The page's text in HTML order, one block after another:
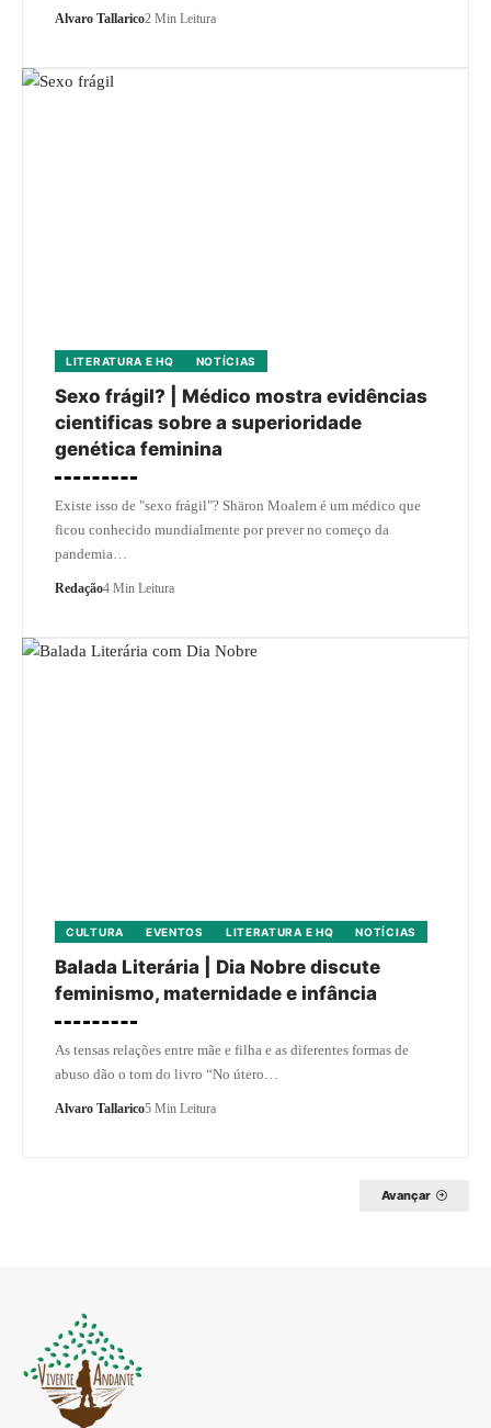
Alvaro Tallarico2 Min Leitura
LITERATURA E HQ NOTÍCIAS
Sexo frágil? | Médico mostra evidências
cientificas sobre a superioridade
genética feminina
Existe isso de "sexo frágil"? Shäron Moalem é um médico que
ficou conhecido mundialmente por prever no começo da
pandemia…
Redação4 Min Leitura
CULTURA EVENTOS LITERATURA E HQ NOTÍCIAS
Balada Literária | Dia Nobre discute
feminismo, maternidade e infância
As tensas relações entre mãe e filha e as diferentes formas de
abuso dão o tom do livro “No útero…
Alvaro Tallarico5 Min Leitura
Avançar